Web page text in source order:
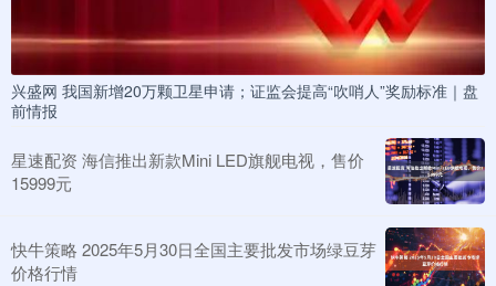
兴盛网 我国新增20万颗卫星申请；证监会提高“吹哨人”奖励标准｜盘
前情报
星速配资 海信推出新款Mini LED旗舰电视，售价
15999元
快牛策略 2025年5月30日全国主要批发市场绿豆芽
价格行情